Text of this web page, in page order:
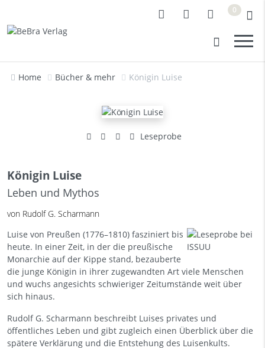
0
Home Bücher & mehr Königin Luise
Leseprobe
Königin Luise
Leben und Mythos
von Rudolf G. Scharmann
Luise von Preußen (1776–1810) fasziniert bis
heute. In einer Zeit, in der die preußische
Monarchie auf der Kippe stand, bezauberte
die junge Königin in ihrer zugewandten Art viele Menschen
und wuchs angesichts schwieriger Zeitumstände weit über
sich hinaus.
Rudolf G. Scharmann beschreibt Luises privates und
öffentliches Leben und gibt zugleich einen Überblick über die
spätere Verklärung und die Entstehung des Luisenkults.